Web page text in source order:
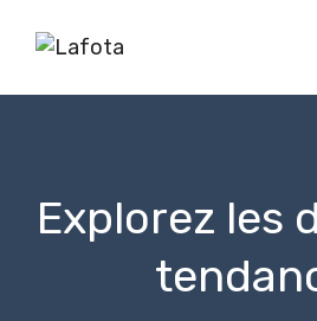
Explorez les